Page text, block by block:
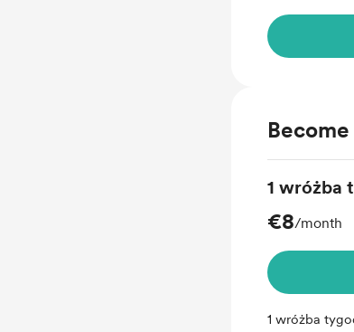
1 wróżba
€8/month
1 wróżba